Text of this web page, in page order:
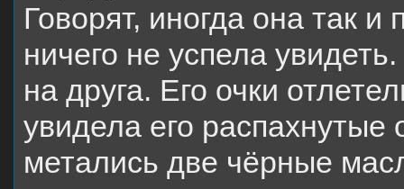
Говорят, иногда она так
ничего не успела
на друга. Его очки
увидела его
метались две чёрные